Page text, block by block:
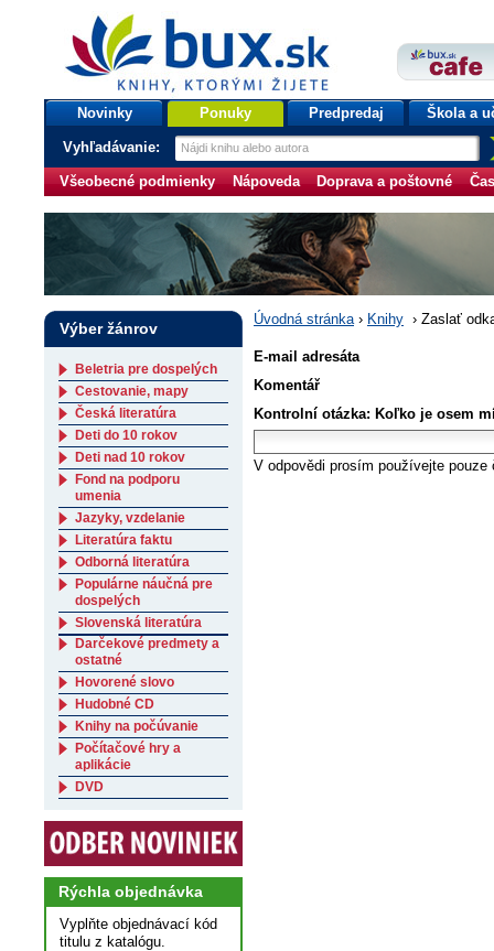
bux.sk
knihy, ktorými žijete
Úvodná stránka
Novinky Ponuky Predpredaj Škola a
Vyhľadávanie:
Všeobecné podmienky Nápoveda Doprava a poštovné
Úvodná stránka› Knihy › Zaslať
E-mail adresáta
Komentář
Kontrolní otázka: Koľko je osem
V odpovědi prosím používejte pouze
Výber žánrov
Beletria pre dospelých
Cestovanie, mapy
Česká literatúra
Deti do 10 rokov
Deti nad 10 rokov
Fond na podporu
umenia
Jazyky, vzdelanie
Literatúra faktu
Odborná literatúra
Populárne náučná pre
dospelých
Slovenská literatúra
Darčekové predmety a
ostatné
Hovorené slovo
Hudobné CD
Knihy na počúvanie
Počítačové hry a
aplikácie
DVD
Rýchla objednávka
Vyplňte objednávací kód
titulu z katalógu.